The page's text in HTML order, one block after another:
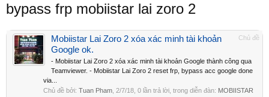
bypass frp mobiistar lai zoro 2
Chủ đề
Mobiistar Lai Zoro 2 xóa xác minh tài khoản
Google ok.
- Mobiistar Lai Zoro 2 xóa xác minh tài khoản Google thành công qua
Teamviewer. - Mobiistar Lai Zoro 2 reset frp, bypass acc google done
via...
Chủ đề bởi: Tuan Pham 2/7/18 , 0 lần trả lời, trong diễn đàn: MOBIISTAR